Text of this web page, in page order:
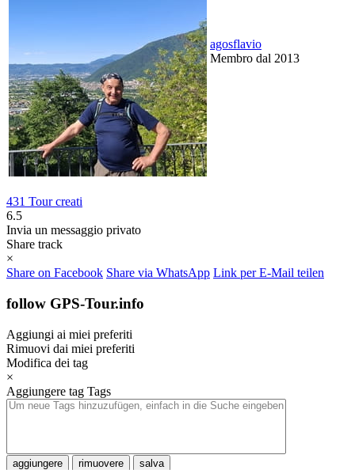
agosflavio
Membro dal 2013
431 Tour creati
6.5
Invia un messaggio privato
Share track
×
Share on Facebook Share via WhatsApp Link per E-Mail teilen
follow GPS-Tour.info
Aggiungi ai miei preferiti
Rimuovi dai miei preferiti
Modifica dei tag
×
Aggiungere tag Tags
aggiungere rimuovere salva